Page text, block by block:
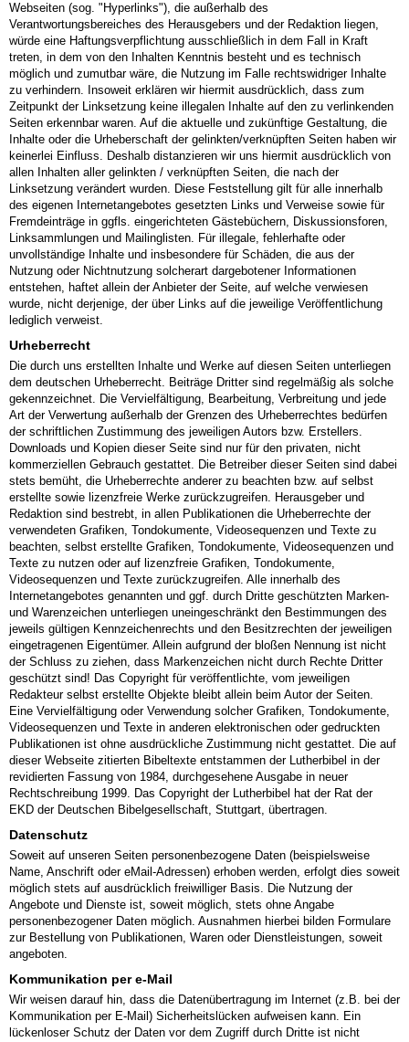
Webseiten (sog. "Hyperlinks"), die außerhalb des
Verantwortungsbereiches des Herausgebers und der Redaktion liegen,
würde eine Haftungsverpflichtung ausschließlich in dem Fall in Kraft
treten, in dem von den Inhalten Kenntnis besteht und es technisch
möglich und zumutbar wäre, die Nutzung im Falle rechtswidriger Inhalte
zu verhindern. Insoweit erklären wir hiermit ausdrücklich, dass zum
Zeitpunkt der Linksetzung keine illegalen Inhalte auf den zu verlinkenden
Seiten erkennbar waren. Auf die aktuelle und zukünftige Gestaltung, die
Inhalte oder die Urheberschaft der gelinkten/verknüpften Seiten haben wir
keinerlei Einfluss. Deshalb distanzieren wir uns hiermit ausdrücklich von
allen Inhalten aller gelinkten / verknüpften Seiten, die nach der
Linksetzung verändert wurden. Diese Feststellung gilt für alle innerhalb
des eigenen Internetangebotes gesetzten Links und Verweise sowie für
Fremdeinträge in ggfls. eingerichteten Gästebüchern, Diskussionsforen,
Linksammlungen und Mailinglisten. Für illegale, fehlerhafte oder
unvollständige Inhalte und insbesondere für Schäden, die aus der
Nutzung oder Nichtnutzung solcherart dargebotener Informationen
entstehen, haftet allein der Anbieter der Seite, auf welche verwiesen
wurde, nicht derjenige, der über Links auf die jeweilige Veröffentlichung
lediglich verweist.
Urheberrecht
Die durch uns erstellten Inhalte und Werke auf diesen Seiten unterliegen
dem deutschen Urheberrecht. Beiträge Dritter sind regelmäßig als solche
gekennzeichnet. Die Vervielfältigung, Bearbeitung, Verbreitung und jede
Art der Verwertung außerhalb der Grenzen des Urheberrechtes bedürfen
der schriftlichen Zustimmung des jeweiligen Autors bzw. Erstellers.
Downloads und Kopien dieser Seite sind nur für den privaten, nicht
kommerziellen Gebrauch gestattet. Die Betreiber dieser Seiten sind dabei
stets bemüht, die Urheberrechte anderer zu beachten bzw. auf selbst
erstellte sowie lizenzfreie Werke zurückzugreifen. Herausgeber und
Redaktion sind bestrebt, in allen Publikationen die Urheberrechte der
verwendeten Grafiken, Tondokumente, Videosequenzen und Texte zu
beachten, selbst erstellte Grafiken, Tondokumente, Videosequenzen und
Texte zu nutzen oder auf lizenzfreie Grafiken, Tondokumente,
Videosequenzen und Texte zurückzugreifen. Alle innerhalb des
Internetangebotes genannten und ggf. durch Dritte geschützten Marken-
und Warenzeichen unterliegen uneingeschränkt den Bestimmungen des
jeweils gültigen Kennzeichenrechts und den Besitzrechten der jeweiligen
eingetragenen Eigentümer. Allein aufgrund der bloßen Nennung ist nicht
der Schluss zu ziehen, dass Markenzeichen nicht durch Rechte Dritter
geschützt sind! Das Copyright für veröffentlichte, vom jeweiligen
Redakteur selbst erstellte Objekte bleibt allein beim Autor der Seiten.
Eine Vervielfältigung oder Verwendung solcher Grafiken, Tondokumente,
Videosequenzen und Texte in anderen elektronischen oder gedruckten
Publikationen ist ohne ausdrückliche Zustimmung nicht gestattet. Die auf
dieser Webseite zitierten Bibeltexte entstammen der Lutherbibel in der
revidierten Fassung von 1984, durchgesehene Ausgabe in neuer
Rechtschreibung 1999. Das Copyright der Lutherbibel hat der Rat der
EKD der Deutschen Bibelgesellschaft, Stuttgart, übertragen.
Datenschutz
Soweit auf unseren Seiten personenbezogene Daten (beispielsweise
Name, Anschrift oder eMail-Adressen) erhoben werden, erfolgt dies soweit
möglich stets auf ausdrücklich freiwilliger Basis. Die Nutzung der
Angebote und Dienste ist, soweit möglich, stets ohne Angabe
personenbezogener Daten möglich. Ausnahmen hierbei bilden Formulare
zur Bestellung von Publikationen, Waren oder Dienstleistungen, soweit
angeboten.
Kommunikation per e-Mail
Wir weisen darauf hin, dass die Datenübertragung im Internet (z.B. bei der
Kommunikation per E-Mail) Sicherheitslücken aufweisen kann. Ein
lückenloser Schutz der Daten vor dem Zugriff durch Dritte ist nicht